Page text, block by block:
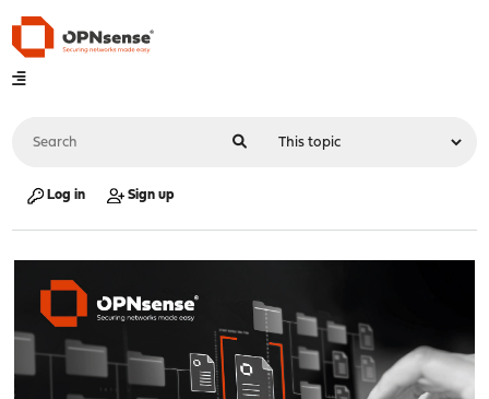
Log in Sign up